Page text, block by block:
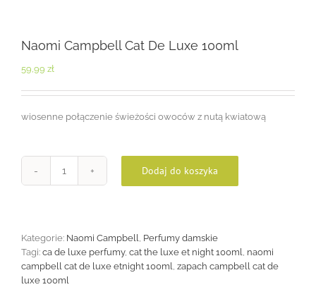
Naomi Campbell Cat De Luxe 100ml
59,99 zł
wiosenne połączenie świeżości owoców z nutą kwiatową
ilość
De
Luxe
100ml
Dodaj do koszyka
Kategorie: Naomi Campbell, Perfumy damskie
Tagi: ca de luxe perfumy, cat the luxe et night 100ml, naomi
campbell cat de luxe etnight 100ml, zapach campbell cat de
luxe 100ml